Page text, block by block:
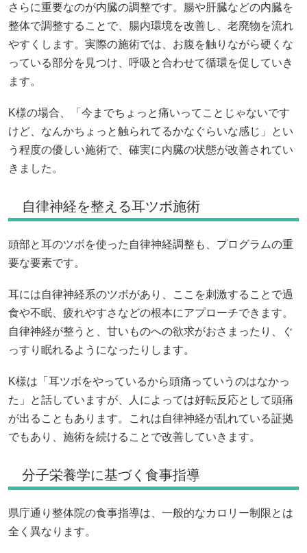
さらに重要なのが内臓の調整です。腸や肝臓などの内臓を
整体で調整することで、腸内環境を改善し、老廃物を流れ
やすくします。実際の施術では、お腹を触りながら硬くな
っている部分を見つけ、呼吸と合わせて循環を促していき
ます。
K様の場合、「今までちょっと痛いってことじゃないです
けど、なんかちょっと触られてるかなぐらいな感じ」とい
う程度の優しい施術で、確実に内臓の状態が改善されてい
きました。
自律神経を整える耳ツボ施術
頭部と耳のツボを使った自律神経調整も、プログラムの重
要な要素です。
耳には自律神経系のツボがあり、ここを刺激することで過
食や不眠、疲れやすさなどの根本にアプローチできます。
自律神経が整うと、甘いものへの欲求がおさまったり、ぐ
っすり眠れるようになったりします。
K様は「耳ツボをやっているから頭痛っていうのはなかっ
た」と話していますが、人によっては好転反応として頭痛
が出ることもあります。これは自律神経が乱れている証拠
でもあり、施術を続けることで改善していきます。
分子栄養学に基づく食事指導
県庁通り整体院の食事指導は、一般的なカロリー制限とは
全く異なります。